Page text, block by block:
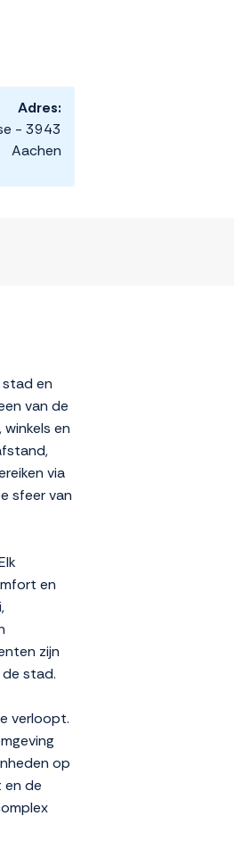
Adres:
- 3943
Aachen
en
van de
en
via
sfeer van
en
zijn
stad.
verloopt.
op
en de